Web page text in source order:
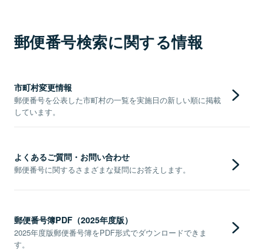
郵便番号検索に関する情報
市町村変更情報
郵便番号を公表した市町村の一覧を実施日の新しい順に掲載
しています。
よくあるご質問・お問い合わせ
郵便番号に関するさまざまな疑問にお答えします。
郵便番号簿PDF（2025年度版）
2025年度版郵便番号簿をPDF形式でダウンロードできま
す。